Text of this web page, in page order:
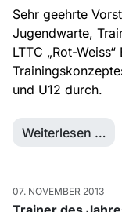
Sehr geehrte
Jugendwarte,
LTTC „Rot-
und U12 durch.
Weiterlesen …
07. NOVEMBER 2013